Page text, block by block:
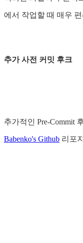
에서 작업할 때 매우
추가 사전 커밋 후크
추가적인 Pre-Commit
Babenko's Github 리포